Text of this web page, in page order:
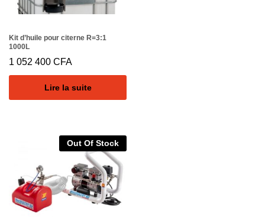
Kit d’huile pour citerne R=3:1
1000L
1 052 400 CFA
Lire la suite
Out Of Stock